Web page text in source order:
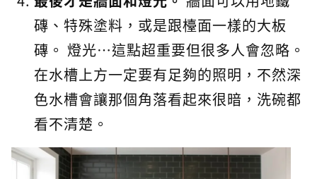
磚、特殊塗料，或是跟檯面一樣的大板
磚。 燈光…這點超重要但很多人會忽略。
在水槽上方一定要有足夠的照明，不然深
色水槽會讓那個角落看起來很暗，洗碗都
看不清楚。